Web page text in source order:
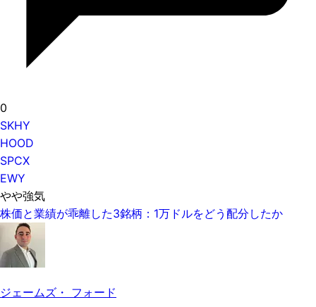
0
SKHY
HOOD
SPCX
EWY
やや強気
株価と業績が乖離した3銘柄：1万ドルをどう配分したか
ジェームズ・ フォード